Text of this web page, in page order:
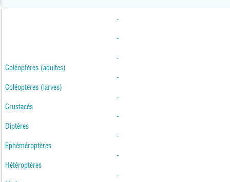
-
-
-
Coléoptères (adultes)
-
Coléoptères (larves)
-
Crustacés
-
Diptères
-
Ephéméroptères
-
Hétéroptères
-